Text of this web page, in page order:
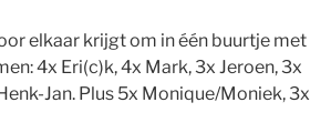
elkaar krijgt om in één buurtje met
4x Eri(c)k, 4x Mark, 3x Jeroen, 3x
Jan. Plus 5x Monique/Moniek, 3x